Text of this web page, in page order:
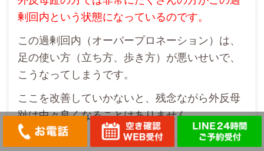
048-729-5258
剰回内という状態になっているのです。
この過剰回内（オーバープロネーション）は、
足の使い方（立ち方、歩き方）が悪いせいで、
こうなってしまうです。
ここを改善していかないと、残念ながら外反母
趾は中々良くなることはありません。